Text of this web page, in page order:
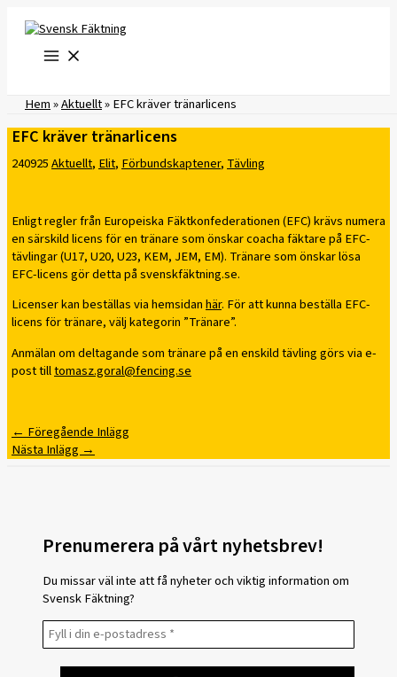
innehåll
Hem»Aktuellt»EFC kräver tränarlicens
EFC kräver tränarlicens
240925Aktuellt,Elit,Förbundskaptener,Tävling
Enligt regler från Europeiska Fäktkonfederationen (EFC) krävs numera
en särskild licens för en tränare som önskar coacha fäktare på EFC-
tävlingar (U17, U20, U23, KEM, JEM, EM). Tränare som önskar lösa
EFC-licens gör detta på svenskfäktning.se.
Licenser kan beställas via hemsidanhär. För att kunna beställa EFC-
licens för tränare, välj kategorin ”Tränare”.
Anmälan om deltagande som tränare på en enskild tävling görs via e-
post tilltomasz.goral@fencing.se
← Föregående Inlägg
Nästa Inlägg →
Prenumerera på vårt nyhetsbrev!
Du missar väl inte att få nyheter och viktig information om
Svensk Fäktning?